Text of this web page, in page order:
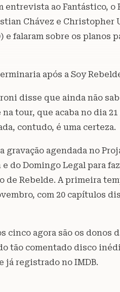
ao Fantástico, o
Chávez e Christopher
falaram sobre os planos
após a Soy
disse que ainda não
tour, que acaba no dia
contudo, é uma certeza.
gravação agendada no
do Domingo Legal para
Rebelde. A primeira
com 20 capítulos
agora são os donos
tão comentado disco
já registrado no IMDB.